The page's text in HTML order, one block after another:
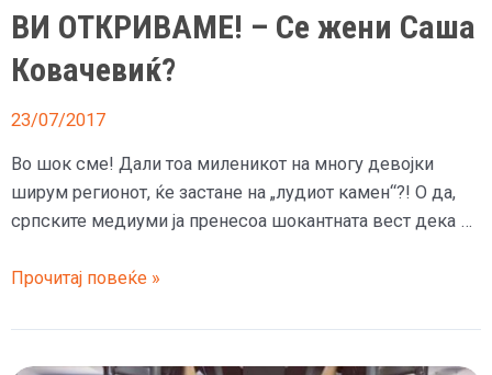
и
бицепсот
ВИ ОТКРИВАМЕ! – Се жени Саша
Ковачевиќ?
23/07/2017
Во шок сме! Дали тоа миленикот на многу девојки
ширум регионот, ќе застане на „лудиот камен“?! О да,
српските медиуми ја пренесоа шокантната вест дека …
ВИ
–
Се
Прочитај повеќе »